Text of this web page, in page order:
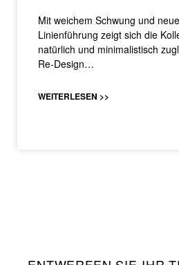
Mit weichem Schwung und
Linienführung zeigt sich die
natürlich und minimalistisch
Re-Design…
WEITERLESEN >>